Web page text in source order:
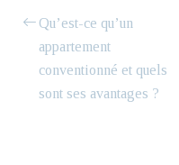
Qu’est-ce qu’un
appartement
conventionné et quels
sont ses avantages ?